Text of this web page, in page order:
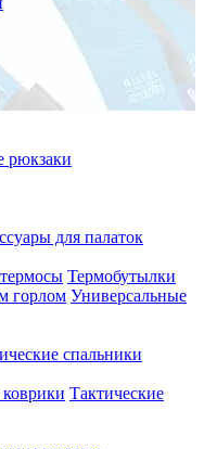
рюкзаки
для палаток
Термобутылки
горлом Универсальные
спальники
Тактические